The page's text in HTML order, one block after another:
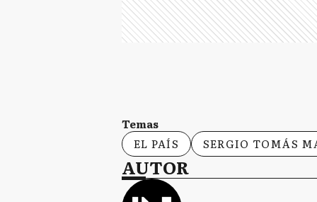
Temas
EL PAÍS
SERGIO TOMÁS
AUTOR